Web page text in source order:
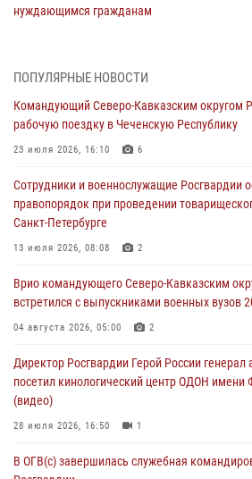
нуждающимся гражданам
В Центральных регионах России
09 августа 2026, 08:00
В Чеченской Республике пожарные расчеты
09 августа 2026, 08:00
Лучшие футбольные команды Южного округа
определили на Кубани
В Кузбассе росгвардейцы помогли вернуть
мать
ПОПУЛЯРНЫЕ НОВОСТИ
Командующий Северо-Кавказским округом
рабочую поездку в Чеченскую Республику
23 июля 2026, 16:10 6
Сотрудники и военнослужащие Росгвардии
правопорядок при проведении
Санкт-Петербурге
13 июля 2026, 08:08 2
Врио командующего Северо-Кавказским
встретился с выпускниками военных вузов
04 августа 2026, 05:00 2
Директор Росгвардии Герой России
посетил кинологический центр ОДОН имени
(видео)
28 июля 2026, 16:50 1
В ОГВ(с) завершилась служебная